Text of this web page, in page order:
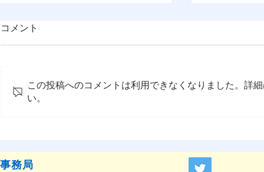
コメント
この投稿へのコメントは利用できなくなりました。詳
い。
事務局